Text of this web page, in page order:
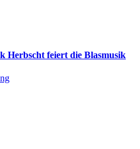
Herbscht feiert die Blasmusik